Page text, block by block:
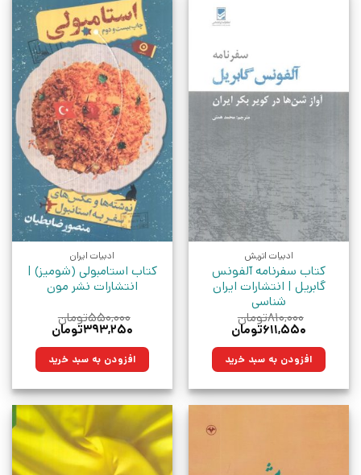
ادبیات اتریش
کتاب سفرنامه آلفونس
گابریل | انتشارات ایران
شناسی
۸۱۰,۰۰۰تومان
قیمت
۸۱۰,۰۰۰تومان
بود.
۶۱۱,۵۵۰تومان
۶۱۱,۵۵۰تومان.افزودن به سبد خرید
ادبیات ایران
کتاب استامبولی (شومیز) |
انتشارات نشر مون
۵۵۰,۰۰۰تومان
قیمت
۵۵۰,۰۰۰تومان
بود.
۳۹۳,۲۵۰تومان
۳۹۳,۲۵۰تومان.افزودن به سبد خرید